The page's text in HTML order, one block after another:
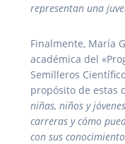
representan una
Finalmente, María
académica del
Semilleros
propósito de estas
niñas, niños y
carreras y cómo
con sus